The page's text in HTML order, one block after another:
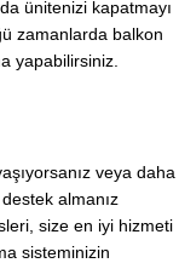
ünitenizi kapatmayı
zamanlarda balkon
yapabilirsiniz.
veya daha
almanız
size en iyi hizmeti
sisteminizin